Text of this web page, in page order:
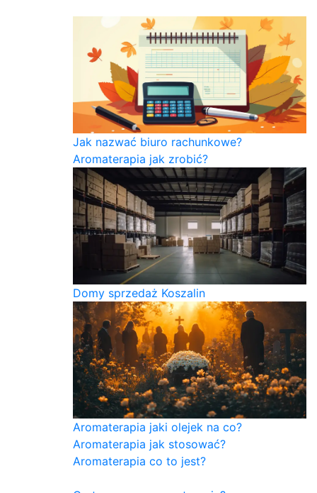
Jak nazwać biuro rachunkowe?
Aromaterapia jak zrobić?
Domy sprzedaż Koszalin
Aromaterapia jaki olejek na co?
Aromaterapia jak stosować?
Aromaterapia co to jest?